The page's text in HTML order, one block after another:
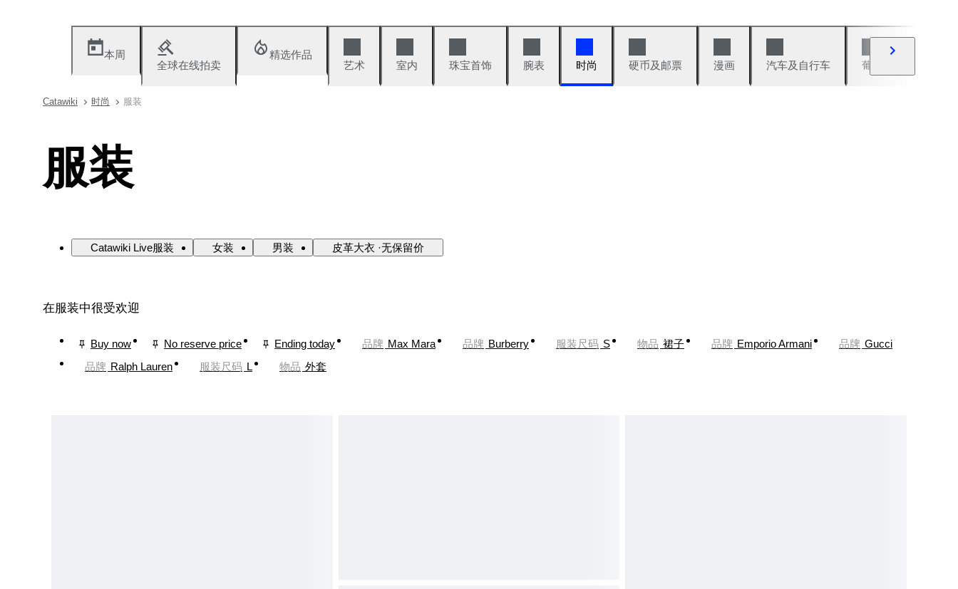
本周
全球在线拍卖
精选作品
艺术
室内 珠宝首饰 腕表 时尚 硬币及邮票 漫画 汽车及自行车 葡萄酒及烈性酒
Catawiki 时尚 服装
服装
Catawiki Live服装 女装 男装 皮革大衣 ·无保留价
在服装中很受欢迎
Buy now No reserve price Ending today 品牌 Max Mara 品牌 Burberry 服装尺码 S 物品 裙子 品牌 Emporio Armani 品牌 Gucci
品牌 Ralph Lauren 服装尺码 L 物品 外套